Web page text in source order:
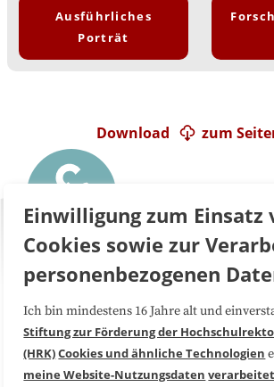
Ausführliches
Porträt
zum
Download
Über uns FAQ
Medienarbeit
Einwilligung zum Einsatz
Cookies sowie zur
personenbezogenen
Ich bin mindestens 16 Jahre alt und
Stiftung zur Förderung der
(HRK)Cookies und ähnliche Technologien
meine Website-Nutzungsdaten verarbeitet